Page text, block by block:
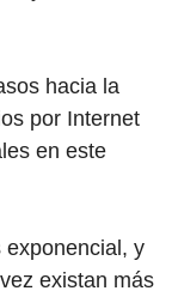
hacia la
por Internet
en este
exponencial, y
existan más